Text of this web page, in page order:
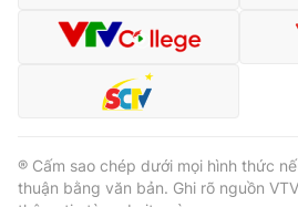
® Cấm sao chép dưới mọi hình thức
thuận bằng văn bản. Ghi rõ nguồn